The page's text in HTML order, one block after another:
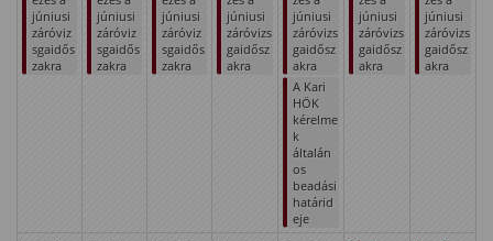
júniusi
záróviz
sgaidős
zakra
júniusi
záróviz
sgaidős
zakra
júniusi
záróviz
sgaidős
zakra
júniusi
záróvizs
gaidősz
akra
júniusi
záróvizs
gaidősz
akra
A Kari
HÖK
kérelme
k
általán
os
beadási
határid
eje
júniusi
záróvizs
gaidősz
akra
júniusi
záróvizs
gaidősz
akra